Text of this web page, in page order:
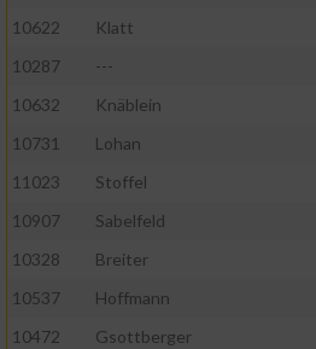
10622
Klatt
10287
---
10632
Knäblein
10731
Lohan
11023
Stoffel
10907
Sabelfeld
10328
Breiter
10537
Hoffmann
10472
Gsottberger